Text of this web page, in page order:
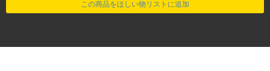
この商品をほしい物リストに追加